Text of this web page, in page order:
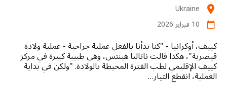
location_on
Ukraine
calendar_today 10 فبراير 2026
كييف، أوكرانيا - "كنا بدأنا بالفعل عملية جراحية - عملية ولادة
قيصرية"، هكذا قالت ناتاليا هينتس، وهي طبيبة كبيرة في مركز
كييف الإقليمي لطب الفترة المحيطة بالولادة. "ولكن في بداية
العملية، انقطع التيار…